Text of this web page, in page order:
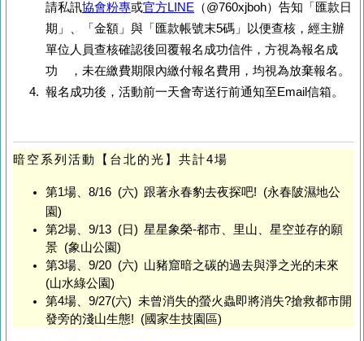
請私訊協會粉專或官方LINE （@760xjboh）告知「匯款日
期」、「金額」與「匯款帳號末5碼」以便查核，經主辦
單位人員查核確認後回覆報名成功信件，方視為報名成
功 ，未在繳費期限內繳付報名費用，均視為放棄報名。
報名成功後，活動前一天會寄送行前通知至Email信箱。
暗空系列活動【台北的光】共計4場
第1場、8/16 (六) 跟著永春豹去夜探吧! (永春陂濕地公
園)
第2場、9/13 (日) 星星象榮-都市、里山、星空並存的願
景 (象山公園)
第3場、9/20 (六) 山豬窟暗之碳的過去與淨之光的未來
(山水綠公園)
第4場、9/27(六) 未曾消失的螢火蟲即將消失?搶救都市開
發旁的淺山生態! (國家生技園區)